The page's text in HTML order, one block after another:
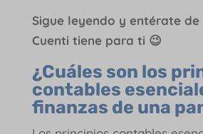
Sigue leyendo y entérate
Cuenti tiene para ti 😉
¿Cuáles son los
contables
finanzas de una